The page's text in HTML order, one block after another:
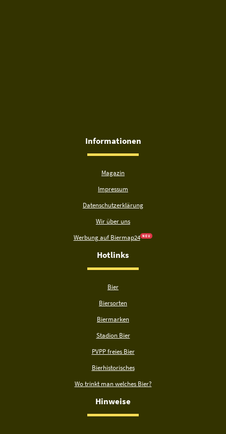
Informationen
Magazin
Impressum
Datenschutzerklärung
Wir über uns
Werbung auf Biermap24 N E U
Hotlinks
Bier
Biersorten
Biermarken
Stadion Bier
PVPP freies Bier
Bierhistorisches
Wo trinkt man welches Bier?
Hinweise